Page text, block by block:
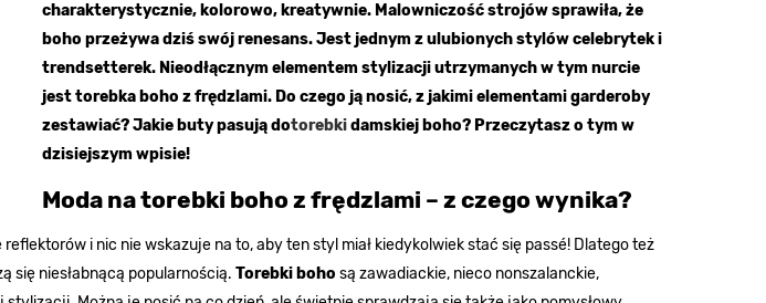
charakterystycznie, kolorowo, kreatywnie. Malowniczość strojów sprawiła, że
boho przeżywa dziś swój renesans. Jest jednym z ulubionych stylów celebrytek i
trendsetterek. Nieodłącznym elementem stylizacji utrzymanych w tym nurcie
jest torebka boho z frędzlami. Do czego ją nosić, z jakimi elementami garderoby
zestawiać? Jakie buty pasują dotorebkidamskiej boho? Przeczytasz o tym w
dzisiejszym wpisie!
Moda na torebki boho z frędzlami – z czego wynika?
i nic nie wskazuje na to, aby ten styl miał kiedykolwiek stać się passé! Dlatego też
się niesłabnącą popularnością. Torebki boho są zawadiackie, nieco nonszalanckie,